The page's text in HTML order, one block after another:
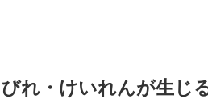
れ・けいれんが生じ